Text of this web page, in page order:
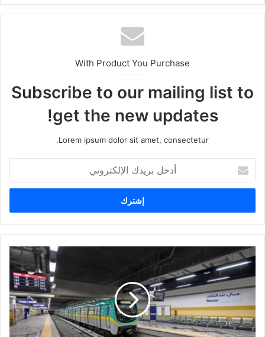
With Product You Purchase
Subscribe to our mailing list to
get the new updates!
Lorem ipsum dolor sit amet, consectetur.
خ
ب
ر
ك
ا
ل
ل
ك